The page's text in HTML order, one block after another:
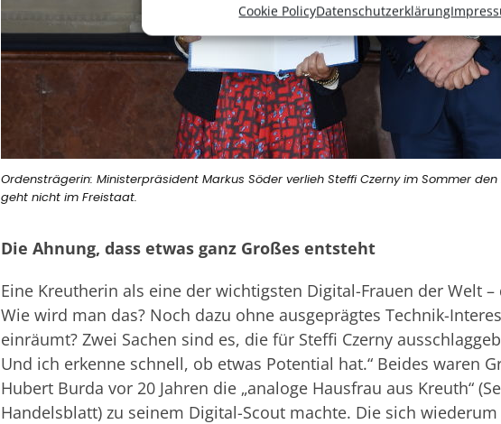
Cookie PolicyDatenschutzerklärung
Ordensträgerin: Ministerpräsident Markus Söder verlieh Steffi Czerny im Sommer
geht nicht im Freistaat.
Die Ahnung, dass etwas ganz Großes entsteht
Eine Kreutherin als eine der wichtigsten Digital-Frauen der Welt
Wie wird man das? Noch dazu ohne ausgeprägtes Technik-
einräumt? Zwei Sachen sind es, die für Steffi Czerny
Und ich erkenne schnell, ob etwas Potential hat.“ Beides waren
Hubert Burda vor 20 Jahren die „analoge Hausfrau aus Kreuth“
Handelsblatt) zu seinem Digital-Scout machte. Die sich